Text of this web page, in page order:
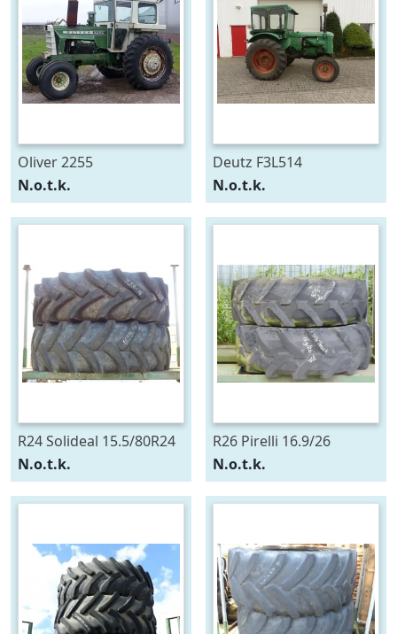
Oliver 2255
N.o.t.k.
Deutz F3L514
N.o.t.k.
R24 Solideal 15.5/80R24
N.o.t.k.
R26 Pirelli 16.9/26
N.o.t.k.